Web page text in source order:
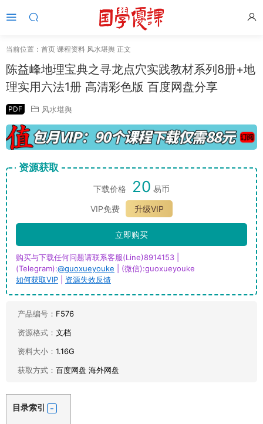
当前位置： 首页 课程资料 风水堪舆 正文
陈益峰地理宝典之寻龙点穴实践教材系列8册+地
理实用六法1册 高清彩色版 百度网盘分享
PDF 风水堪舆
资源获取
下载价格 20 易币
VIP免费
升级VIP
立即购买
购买与下载任何问题请联系客服(Line)8914153 |
(Telegram):@guoxueyouke | (微信):guoxueyouke
如何获取VIP
资源失效反馈
产品编号： F576
资源格式： 文档
资料大小： 1.16G
获取方式： 百度网盘 海外网盘
目录索引